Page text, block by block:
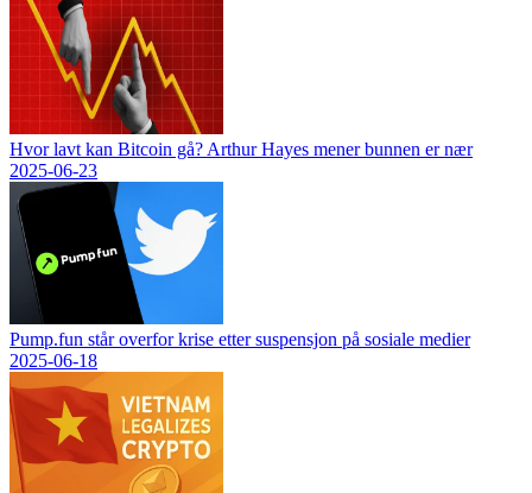
Hvor lavt kan Bitcoin gå? Arthur Hayes mener bunnen er nær
2025-06-23
Pump.fun står overfor krise etter suspensjon på sosiale medier
2025-06-18